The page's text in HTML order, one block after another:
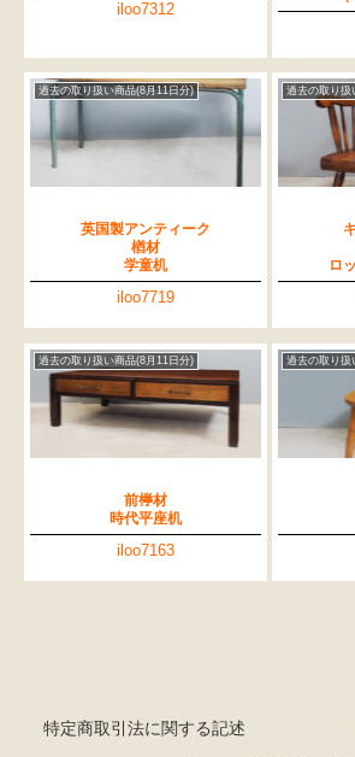
iloo7312
過去の取り扱い商品(8月11日分)
英国製アンティーク
楢材
学童机
iloo7719
過去の取り扱
ロ
過去の取り扱い商品(8月11日分)
前﨔材
時代平座机
iloo7163
過去の取り扱
特定商取引法に関する記述